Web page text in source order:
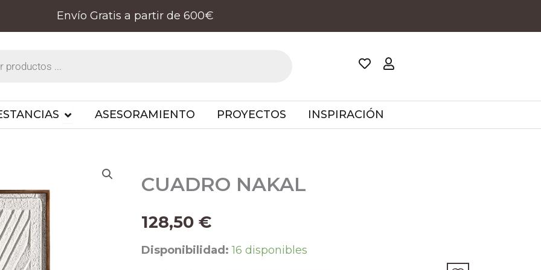
Envío Gratis a partir de 600€
OPEN ESTANCIAS
ASESORAMIENTO PROYECTOS INSPIRACIÓN
CUADRO NAKAL
128,50 €
Disponibilidad: 16 disponibles
CUADRO
NAKAL